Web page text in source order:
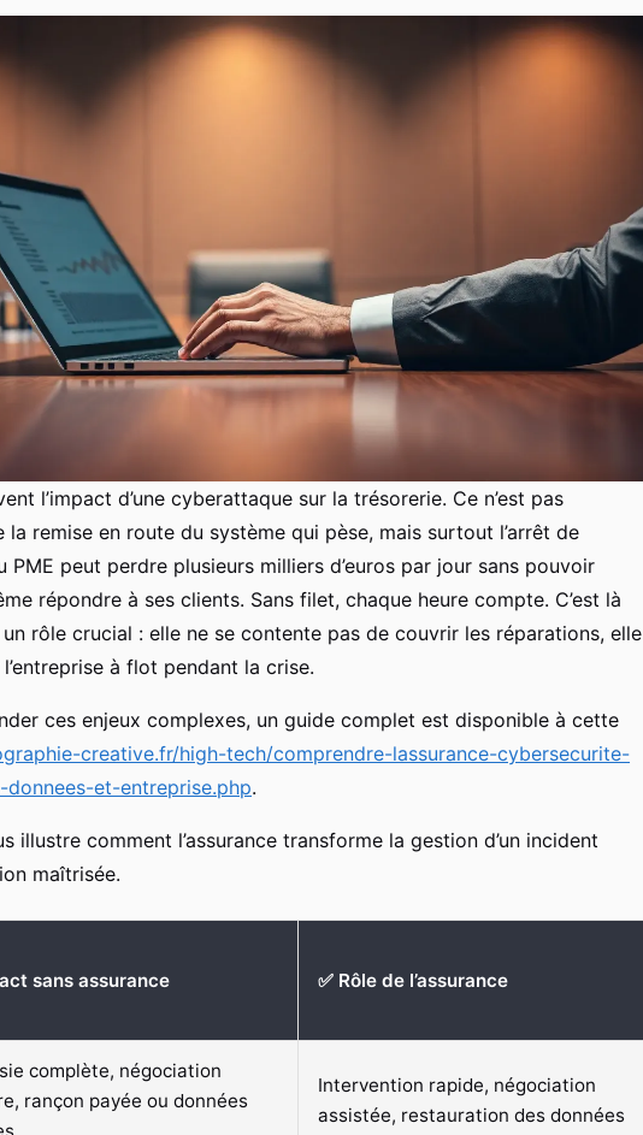
l’impact d’une cyberattaque sur la trésorerie. Ce n’est pas
la remise en route du système qui pèse, mais surtout l’arrêt de
PME peut perdre plusieurs milliers d’euros par jour sans pouvoir
répondre à ses clients. Sans filet, chaque heure compte. C’est là
un rôle crucial : elle ne se contente pas de couvrir les réparations, elle
à flot pendant la crise.
ces enjeux complexes, un guide complet est disponible à cette
creative.fr/high-tech/comprendre-lassurance-cybersecurite-
et-entreprise.php.
illustre comment l’assurance transforme la gestion d’un incident
maîtrisée.
sans assurance ✅ Rôle de l’assurance
complète, négociation
rançon payée ou données
Intervention rapide, négociation
assistée, restauration des données